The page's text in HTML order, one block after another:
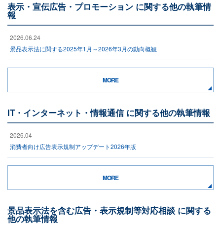
表示・宣伝広告・プロモーション に関する他の執筆情
報
2026.06.24
景品表示法に関する2025年1月～2026年3月の動向概観
MORE
IT・インターネット・情報通信 に関する他の執筆情報
2026.04
消費者向け広告表示規制アップデート2026年版
MORE
景品表示法を含む広告・表示規制等対応相談 に関する
他の執筆情報